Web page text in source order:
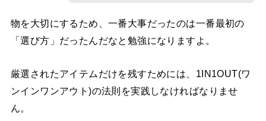
物を大切にするため、一番大事だったのは一番最初の
「選び方」だったんだなと勉強になりますよ。
厳選されたアイテムだけを残すためには、1IN1OUT(ワ
ンインワンアウト)の法則を実践しなければなりませ
ん。